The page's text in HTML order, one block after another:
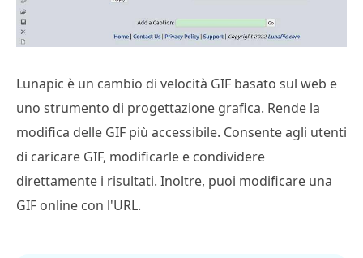
Lunapic è un cambio di velocità GIF basato sul web e
uno strumento di progettazione grafica. Rende la
modifica delle GIF più accessibile. Consente agli utenti
di caricare GIF, modificarle e condividere
direttamente i risultati. Inoltre, puoi modificare una
GIF online con l'URL.